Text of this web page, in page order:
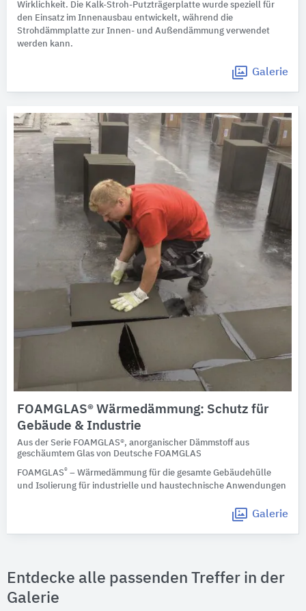
Wirklichkeit. Die Kalk-Stroh-Putzträgerplatte wurde speziell für
den Einsatz im Innenausbau entwickelt, während die
Strohdämmplatte zur Innen- und Außendämmung verwendet
werden kann.
Galerie
FOAMGLAS® Wärmedämmung: Schutz für
Gebäude & Industrie
Aus der Serie FOAMGLAS®, anorganischer Dämmstoff aus
geschäumtem Glas von Deutsche FOAMGLAS
FOAMGLAS® – Wärmedämmung für die gesamte Gebäudehülle
und Isolierung für industrielle und haustechnische Anwendungen
Galerie
Entdecke alle passenden Treffer in der
Galerie